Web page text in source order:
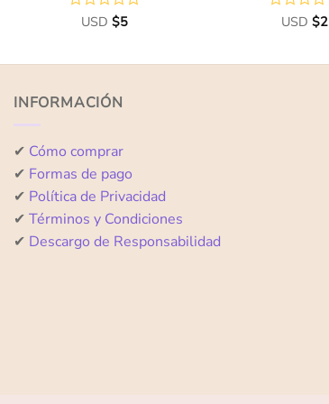
Valorado
de
USD$5
Valorado
de
USD$2
INFORMACIÓN
✔ Cómo comprar
✔ Formas de pago
✔ Política de Privacidad
✔ Términos y Condiciones
✔ Descargo de Responsabilidad